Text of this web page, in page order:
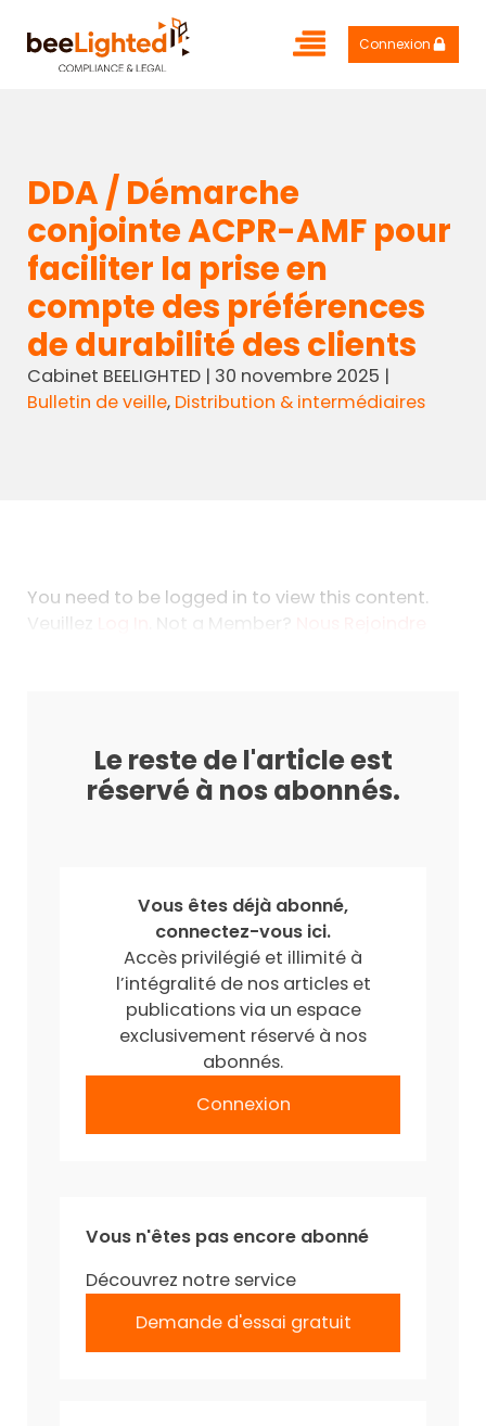
Connexion
DDA / Démarche
conjointe ACPR-AMF pour
faciliter la prise en
compte des préférences
de durabilité des clients
Cabinet BEELIGHTED| 30 novembre 2025 |
Bulletin de veille, Distribution & intermédiaires
You need to be logged in to view this content.
Veuillez
. Not a Member?
Le reste de l'article est
réservé à nos abonnés.
Vous êtes déjà abonné,
connectez-vous ici.
Accès privilégié et illimité à
l’intégralité de nos articles et
publications via un espace
exclusivement réservé à nos
abonnés.
Connexion
Vous n'êtes pas encore abonné
Découvrez notre service
Demande d'essai gratuit